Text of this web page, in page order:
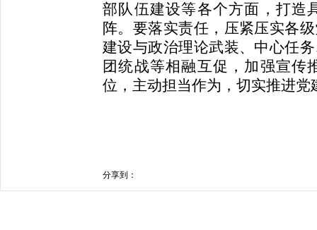
部队伍建设等各个方面，打造
阵。要落实责任，压紧压实各
建设与政治理论武装、中心任
团统战等相融互促，加强宣传
位，主动担当作为，切实推进
分享到：